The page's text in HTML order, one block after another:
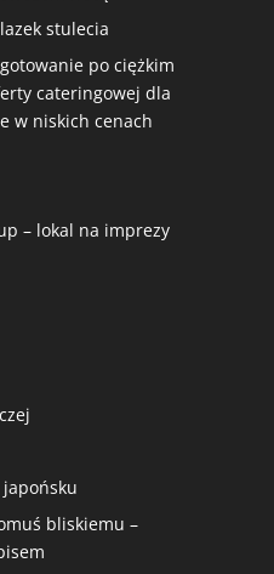
stulecia
po ciężkim
cateringowej dla
w niskich cenach
– lokal na imprezy
bliskiemu –